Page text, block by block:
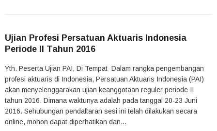
Ujian Profesi Persatuan Aktuaris Indonesia
Periode II Tahun 2016
Yth. Peserta Ujian PAI, Di Tempat Dalam rangka pengembangan
profesi aktuaris di Indonesia, Persatuan Aktuaris Indonesia (PAI)
akan menyelenggarakan ujian keanggotaan reguler periode II
tahun 2016. Dimana waktunya adalah pada tanggal 20-23 Juni
2016. Sehubungan pendaftaran sesi ini telah dilakukan secara
online, mohon dapat diperhatikan dan...